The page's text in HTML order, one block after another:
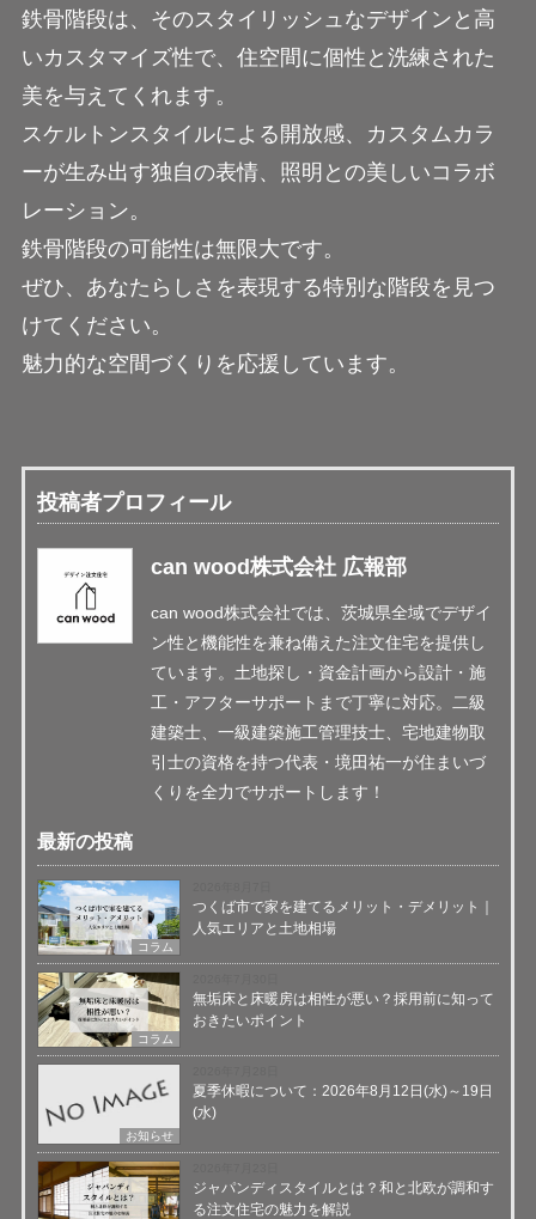
鉄骨階段は、そのスタイリッシュなデザインと高
いカスタマイズ性で、住空間に個性と洗練された
美を与えてくれます。
スケルトンスタイルによる開放感、カスタムカラ
ーが生み出す独自の表情、照明との美しいコラボ
レーション。
鉄骨階段の可能性は無限大です。
ぜひ、あなたらしさを表現する特別な階段を見つ
けてください。
魅力的な空間づくりを応援しています。
投稿者プロフィール
can wood株式会社 広報部
can wood株式会社では、茨城県全域でデザイ
ン性と機能性を兼ね備えた注文住宅を提供し
ています。土地探し・資金計画から設計・施
工・アフターサポートまで丁寧に対応。二級
建築士、一級建築施工管理技士、宅地建物取
引士の資格を持つ代表・境田祐一が住まいづ
くりを全力でサポートします！
最新の投稿
コラム
つくば市で家を建てるメリット・デメリット｜
人気エリアと土地相場
コラム
無垢床と床暖房は相性が悪い？採用前に知って
おきたいポイント
お知らせ
夏季休暇について：2026年8月12日(水)～19日
(水)
ジャパンディスタイルとは？和と北欧が調和す
る注文住宅の魅力を解説